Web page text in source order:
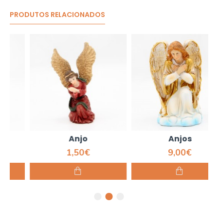
PRODUTOS RELACIONADOS
Anjo
1,50€
Anjos
9,00€